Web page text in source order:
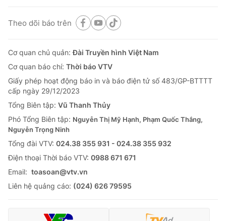
Theo dõi báo trên
Cơ quan chủ quản:Đài Truyền hình Việt Nam
Cơ quan báo chí: Thời báo VTV
Giấy phép hoạt động báo in và báo điện tử số 483/GP-BTTTT
cấp ngày 29/12/2023
Tổng Biên tập: Vũ Thanh Thủy
Phó Tổng Biên tập: Nguyễn Thị Mỹ Hạnh, Phạm Quốc Thắng,
Nguyễn Trọng Ninh
Tổng đài VTV: 024.38 355 931 - 024.38 355 932
Ðiện thoại Thời báo VTV: 0988 671 671
Email: toasoan@vtv.vn
Liên hệ quảng cáo: (024) 626 79595